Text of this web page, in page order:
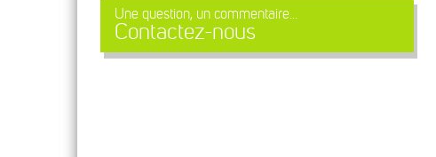
Une question, un commentaire...
Contactez-nous